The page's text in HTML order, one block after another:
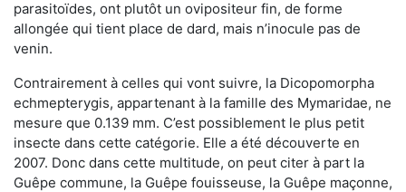
parasitoïdes, ont plutôt un ovipositeur fin, de forme
allongée qui tient place de dard, mais n’inocule pas de
venin.
Contrairement à celles qui vont suivre, la Dicopomorpha
echmepterygis, appartenant à la famille des Mymaridae, ne
mesure que 0.139 mm. C’est possiblement le plus petit
insecte dans cette catégorie. Elle a été découverte en
2007. Donc dans cette multitude, on peut citer à part la
Guêpe commune, la Guêpe fouisseuse, la Guêpe maçonne,